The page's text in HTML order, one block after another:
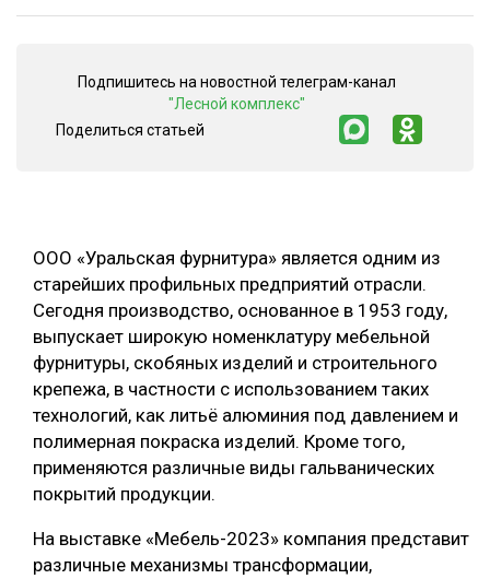
МЕБЕЛЬНОЕ ПРОИЗВОДСТВО
ООО «Уральская фурнитура» является одним из
старейших профильных предприятий отрасли.
Сегодня производство, основанное в 1953 году,
выпускает широкую номенклатуру мебельной
фурнитуры, скобяных изделий и строительного
крепежа, в частности с использованием таких
технологий, как литьё алюминия под давлением и
полимерная покраска изделий. Кроме того,
применяются различные виды гальванических
покрытий продукции.
На выставке «Мебель-2023» компания представит
различные механизмы трансформации,
Подпишитесь на новостной телеграм-канал
"Лесной комплекс"
Поделиться статьей